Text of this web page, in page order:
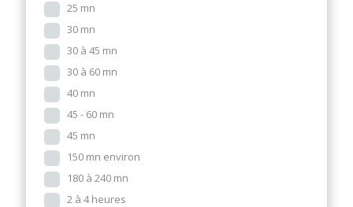
25 mn
30 mn
30 à 45 mn
30 à 60 mn
40 mn
45 - 60 mn
45 mn
150 mn environ
180 à 240 mn
2 à 4 heures